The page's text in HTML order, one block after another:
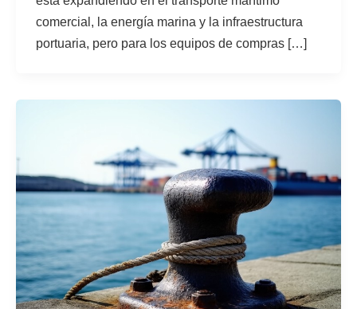
comercial, la energía marina y la infraestructura
portuaria, pero para los equipos de compras […]